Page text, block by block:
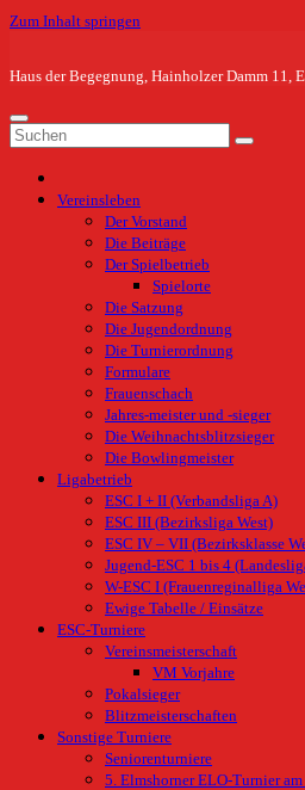
Zum Inhalt springen
Haus der Begegnung, Hainholzer Damm 11,
Vereinsleben
Der Vorstand
Die Beiträge
Der Spielbetrieb
Spielorte
Die Satzung
Die Jugendordnung
Die Turnierordnung
Formulare
Frauenschach
Jahres-meister und -sieger
Die Weihnachtsblitzsieger
Die Bowlingmeister
Ligabetrieb
ESC I + II (Verbandsliga A)
ESC III (Bezirksliga West)
ESC IV – VII (Bezirksklasse
Jugend-ESC 1 bis 4
W-ESC I (Frauenreginalliga
Ewige Tabelle / Einsätze
ESC-Turniere
Vereinsmeisterschaft
VM Vorjahre
Pokalsieger
Blitzmeisterschaften
Sonstige Turniere
Seniorenturniere
5. Elmshorner ELO-Turnier